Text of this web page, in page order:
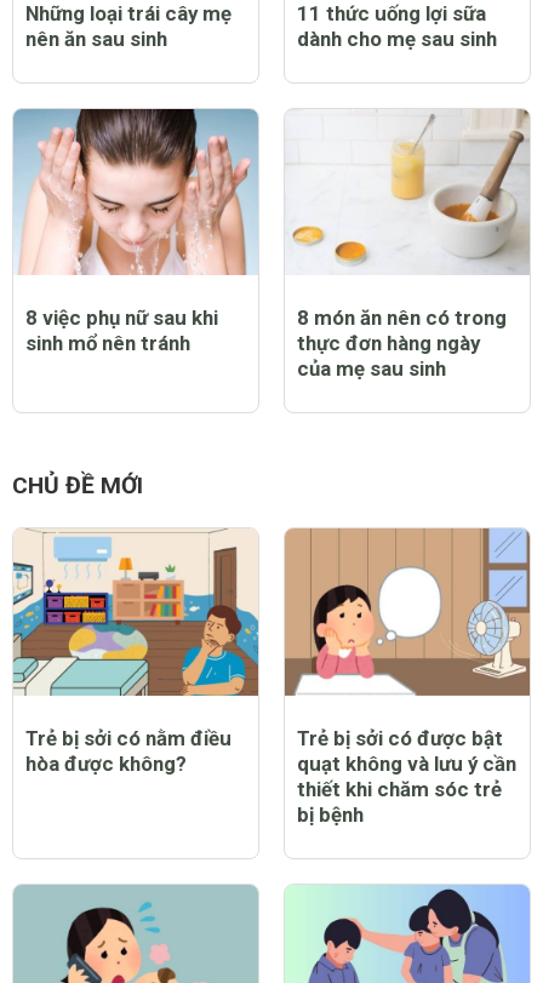
Những loại trái cây mẹ
nên ăn sau sinh
11 thức uống lợi sữa
dành cho mẹ sau sinh
8 việc phụ nữ sau khi
sinh mổ nên tránh
8 món ăn nên có trong
thực đơn hàng ngày
của mẹ sau sinh
CHỦ ĐỀ MỚI
Trẻ bị sởi có nằm điều
hòa được không?
Trẻ bị sởi có được bật
quạt không và lưu ý cần
thiết khi chăm sóc trẻ
bị bệnh